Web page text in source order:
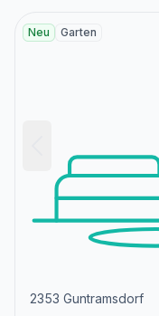
Neu Garten
2353 Guntramsdorf